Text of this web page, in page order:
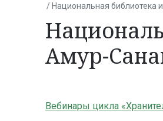
Национальная библиотека
Амур-
Вебинары цикла